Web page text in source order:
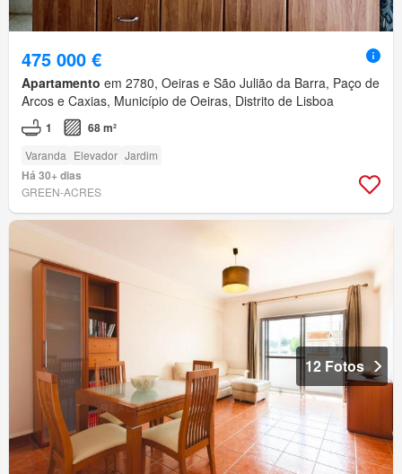
475 000 €
Apartamento em 2780, Oeiras e São Julião da Barra, Paço de
Arcos e Caxias, Município de Oeiras, Distrito de Lisboa
1 68 m²
Varanda Elevador Jardim
Há 30+ dias
GREEN-ACRES
12 Fotos